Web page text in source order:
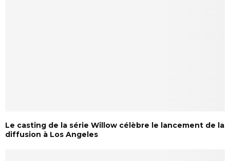
Le casting de la série Willow célèbre le lancement de la
diffusion à Los Angeles